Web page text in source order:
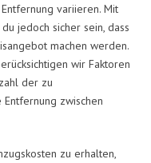
variieren. Mit
jedoch sicher sein, dass
machen werden.
wir Faktoren
der zu
zwischen
zu erhalten,